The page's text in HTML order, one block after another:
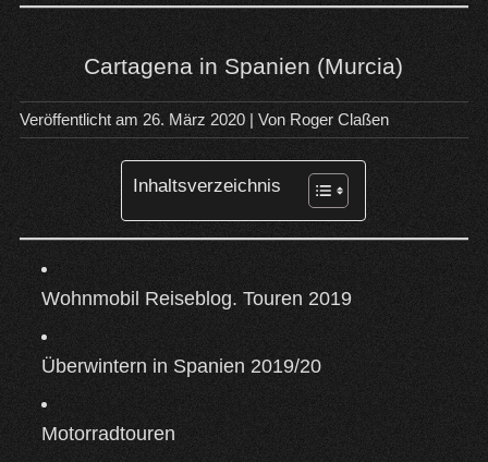
Cartagena in Spanien (Murcia)
Veröffentlicht am 26. März 2020| Von Roger Claßen
Inhaltsverzeichnis
Wohnmobil Reiseblog. Touren 2019
Überwintern in Spanien 2019/20
Motorradtouren